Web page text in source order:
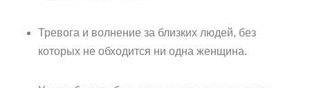
Тревога и волнение за близких людей, без
которых не обходится ни одна женщина.